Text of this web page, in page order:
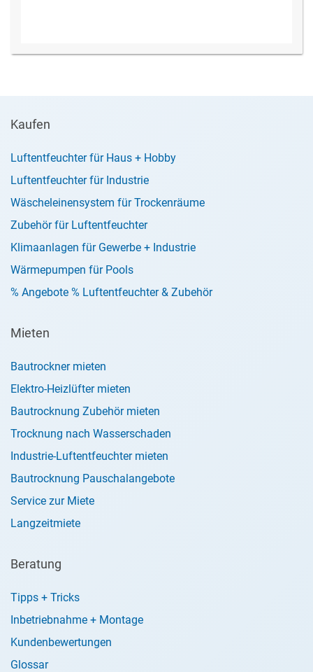
Kaufen
Luftentfeuchter für Haus + Hobby
Luftentfeuchter für Industrie
Wäscheleinensystem für Trockenräume
Zubehör für Luftentfeuchter
Klimaanlagen für Gewerbe + Industrie
Wärmepumpen für Pools
% Angebote % Luftentfeuchter & Zubehör
Mieten
Bautrockner mieten
Elektro-Heizlüfter mieten
Bautrocknung Zubehör mieten
Trocknung nach Wasserschaden
Industrie-Luftentfeuchter mieten
Bautrocknung Pauschalangebote
Service zur Miete
Langzeitmiete
Beratung
Tipps + Tricks
Inbetriebnahme + Montage
Kundenbewertungen
Glossar